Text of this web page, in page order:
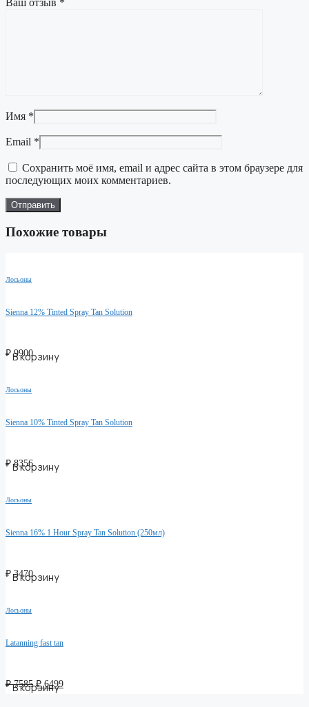
Имя *
Email *
Сохранить моё имя, email и адрес сайта в этом браузере для
последующих моих комментариев.
Похожие товары
Лосьоны
Sienna 12% Tinted Spray Tan Solution
₽9900
В корзину
Лосьоны
Sienna 10% Tinted Spray Tan Solution
₽8356
В корзину
Лосьоны
Sienna 16% 1 Hour Spray Tan Solution (250мл)
₽3470
В корзину
Лосьоны
Latanning fast tan
₽7585 Первоначальная
цена
₽6499Текущая
В корзину